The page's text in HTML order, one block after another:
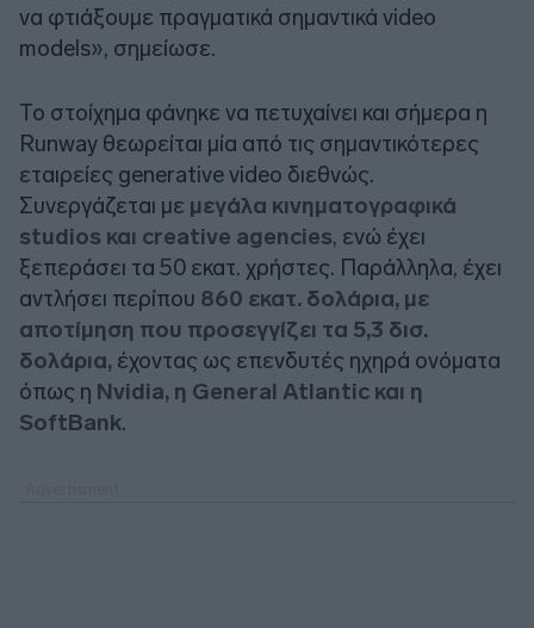
να φτιάξουμε πραγματικά σημαντικά video
models», σημείωσε.
Το στοίχημα φάνηκε να πετυχαίνει και σήμερα η
Runway θεωρείται μία από τις σημαντικότερες
εταιρείες generative video διεθνώς.
Συνεργάζεται με μεγάλα κινηματογραφικά
studios και creative agencies, ενώ έχει
ξεπεράσει τα 50 εκατ. χρήστες. Παράλληλα, έχει
αντλήσει περίπου 860 εκατ. δολάρια, με
αποτίμηση που προσεγγίζει τα 5,3 δισ.
δολάρια, έχοντας ως επενδυτές ηχηρά ονόματα
όπως η Nvidia, η General Atlantic και η
SoftBank.